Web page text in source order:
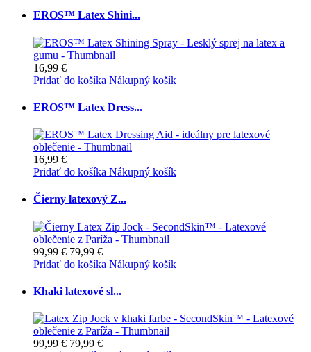
EROS™ Latex Shini...
16,99 €
Pridať do košíka Nákupný košík
EROS™ Latex Dress...
16,99 €
Pridať do košíka Nákupný košík
Čierny latexový Z...
99,99 € 79,99 €
Pridať do košíka Nákupný košík
Khaki latexové sl...
99,99 € 79,99 €